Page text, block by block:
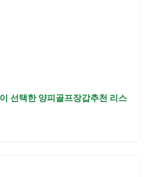
선택한 양피골프장갑추천 리스